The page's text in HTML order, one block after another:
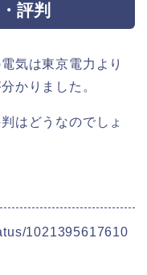
評判
気は東京電力より
かりました。
はどうなのでしょ
1021395617610